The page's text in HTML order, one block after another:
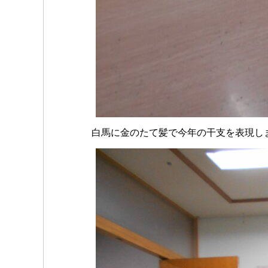
白馬に金のたて髪で今年の干支を表現し